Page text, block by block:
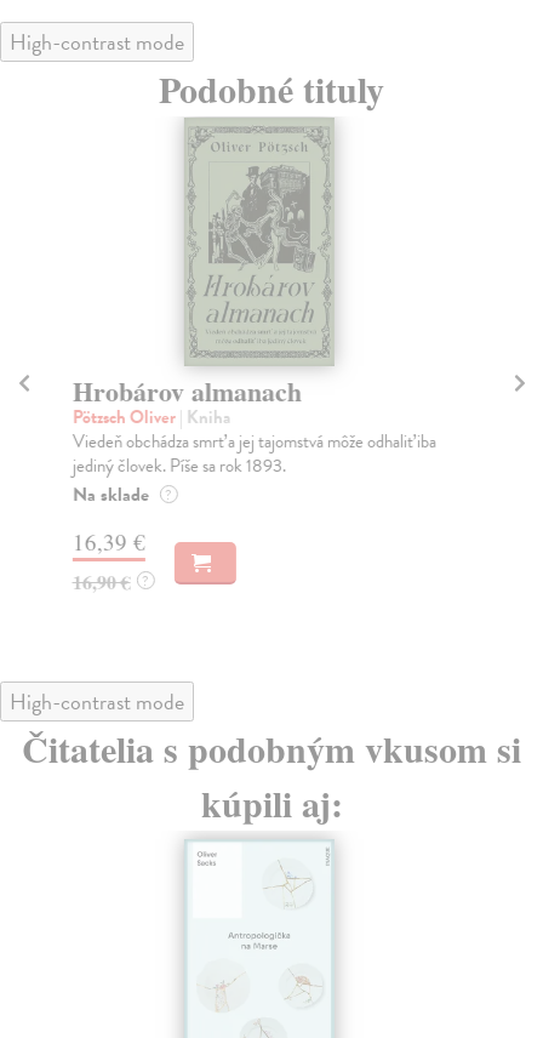
High-contrast mode
Podobné tituly
Hrobárov almanach
Pötzsch Oliver| Kniha
Viedeň obchádza smrť a jej tajomstvá môže odhaliť iba
jediný človek. Píše sa rok 1893.
Na sklade ?
16,39 €
16,90 € ?
High-contrast mode
Čitatelia s podobným vkusom si
kúpili aj: